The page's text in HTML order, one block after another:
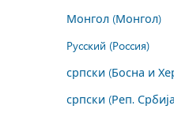
Монгол (Монгол)
Русский (Россия)
српски (Босна и
српски (Реп.